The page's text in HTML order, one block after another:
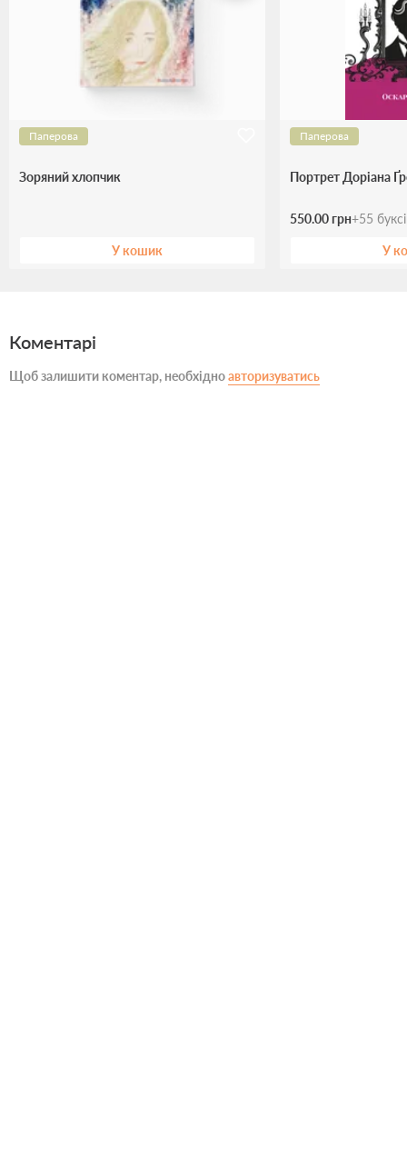
Паперова
Зоряний хлопчик
У кошик
Паперова
Портрет Доріана
550.00 грн+55
У
Коментарі
Щоб залишити коментар, необхідноавторизуватись